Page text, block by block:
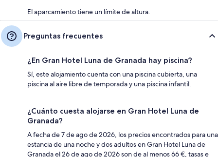
El aparcamiento tiene un límite de altura.
Preguntas frecuentes
¿En Gran Hotel Luna de Granada hay piscina?
Sí, este alojamiento cuenta con una piscina cubierta, una
piscina al aire libre de temporada y una piscina infantil.
¿Cuánto cuesta alojarse en Gran Hotel Luna de
Granada?
A fecha de 7 de ago de 2026, los precios encontrados para una
estancia de una noche y dos adultos en Gran Hotel Luna de
Granada el 26 de ago de 2026 son de al menos 66 €, tasas e